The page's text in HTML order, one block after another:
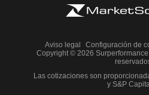
Aviso legal Configuración de
Copyright © 2026
Las cotizaciones son
y S&P